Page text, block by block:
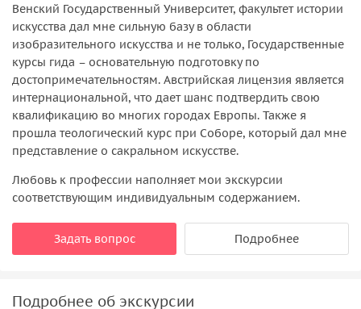
Венский Государственный Университет, факультет истории
искусства дал мне сильную базу в области
изобразительного искусства и не только, Государственные
курсы гида – основательную подготовку по
достопримечательностям. Австрийская лицензия является
интернациональной, что дает шанс подтвердить свою
квалификацию во многих городах Европы. Также я
прошла теологический курс при Соборе, который дал мне
представление о сакральном искусстве.
Любовь к профессии наполняет мои экскурсии
соответствующим индивидуальным содержанием.
Задать вопрос Подробнее
Подробнее об экскурсии